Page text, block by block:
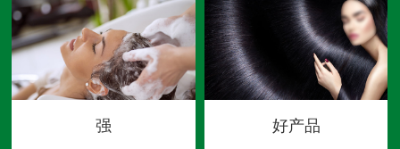
强 好产品